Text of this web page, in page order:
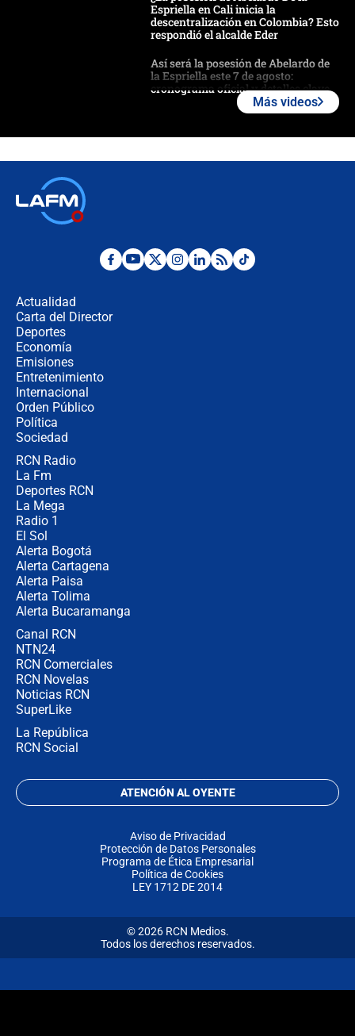
Espriella en Cali inicia la
descentralización en Colombia? Esto
respondió el alcalde Eder
Así será la posesión de Abelardo de
la Espriella este 7 de agosto:
cronograma oficial y detalles clave
Las seis de las 6 con Juan Lozano |
Más videos
Actualidad
Carta del Director
Deportes
Economía
Emisiones
Entretenimiento
Internacional
Orden Público
Política
Sociedad
RCN Radio
La Fm
Deportes RCN
La Mega
Radio 1
El Sol
Alerta Bogotá
Alerta Cartagena
Alerta Paisa
Alerta Tolima
Alerta Bucaramanga
Canal RCN
NTN24
RCN Comerciales
RCN Novelas
Noticias RCN
SuperLike
La República
RCN Social
ATENCIÓN AL OYENTE
Aviso de Privacidad
Protección de Datos Personales
Programa de Ética Empresarial
Política de Cookies
LEY 1712 DE 2014
© 2026 RCN Medios.
Todos los derechos reservados.